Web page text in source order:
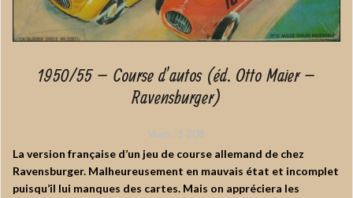
1950/55 – Course d’autos (éd. Otto Maier –
Ravensburger)
Vues : 1 208
La version française d’un jeu de course allemand de chez
Ravensburger. Malheureusement en mauvais état et incomplet
puisqu’il lui manques des cartes. Mais on appréciera les